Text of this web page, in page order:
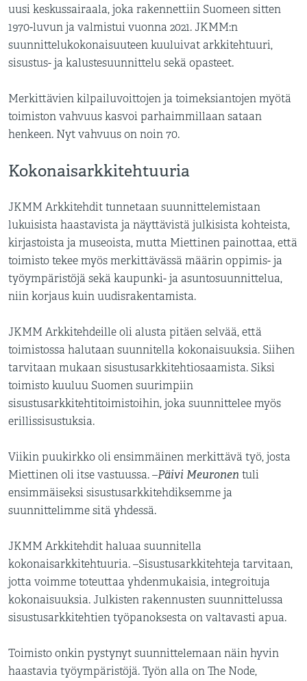
uusi keskussairaala, joka rakennettiin Suomeen sitten
1970-luvun ja valmistui vuonna 2021. JKMM:n
suunnittelukokonaisuuteen kuuluivat arkkitehtuuri,
sisustus- ja kalustesuunnittelu sekä opasteet.
Merkittävien kilpailuvoittojen ja toimeksiantojen myötä
toimiston vahvuus kasvoi parhaimmillaan sataan
henkeen. Nyt vahvuus on noin 70.
Kokonaisarkkitehtuuria
JKMM Arkkitehdit tunnetaan suunnittelemistaan
lukuisista haastavista ja näyttävistä julkisista kohteista,
kirjastoista ja museoista, mutta Miettinen painottaa, että
toimisto tekee myös merkittävässä määrin oppimis- ja
työympäristöjä sekä kaupunki- ja asuntosuunnittelua,
niin korjaus kuin uudisrakentamista.
JKMM Arkkitehdeille oli alusta pitäen selvää, että
toimistossa halutaan suunnitella kokonaisuuksia. Siihen
tarvitaan mukaan sisustusarkkitehtiosaamista. Siksi
toimisto kuuluu Suomen suurimpiin
sisustusarkkitehtitoimistoihin, joka suunnittelee myös
erillissisustuksia.
Viikin puukirkko oli ensimmäinen merkittävä työ, josta
Miettinen oli itse vastuussa. –Päivi Meuronen tuli
ensimmäiseksi sisustusarkkitehdiksemme ja
suunnittelimme sitä yhdessä.
JKMM Arkkitehdit haluaa suunnitella
kokonaisarkkitehtuuria. –Sisustusarkkitehteja tarvitaan,
jotta voimme toteuttaa yhdenmukaisia, integroituja
kokonaisuuksia. Julkisten rakennusten suunnittelussa
sisustusarkkitehtien työpanoksesta on valtavasti apua.
Toimisto onkin pystynyt suunnittelemaan näin hyvin
haastavia työympäristöjä. Työn alla on The Node,